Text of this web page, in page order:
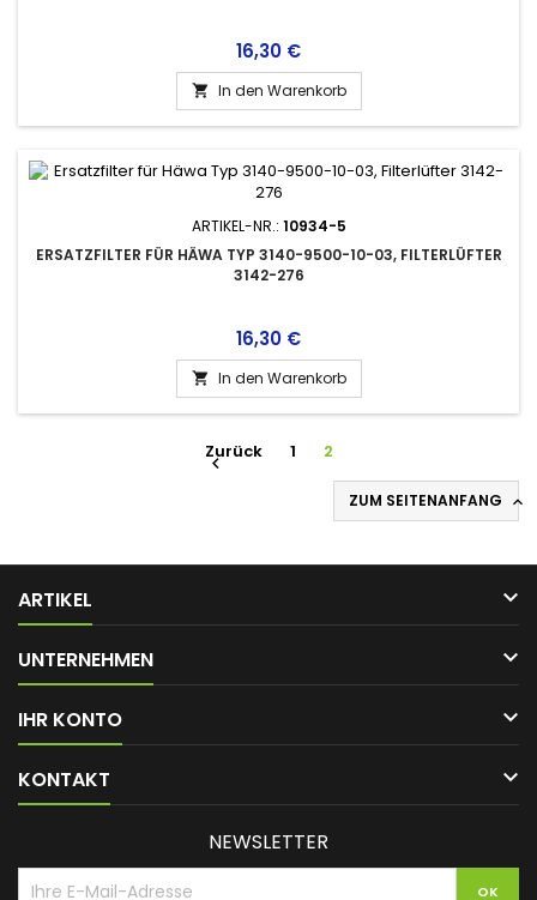
Preis
16,30 €
 In den Warenkorb
ARTIKEL-NR.: 10934-5
ERSATZFILTER FÜR HÄWA TYP 3140-9500-10-03, FILTERLÜFTER
3142-276
Preis
16,30 €
 In den Warenkorb

Zurück 1 2
ZUM SEITENANFANG 
ARTIKEL 
UNTERNEHMEN 
IHR KONTO 
KONTAKT 
NEWSLETTER